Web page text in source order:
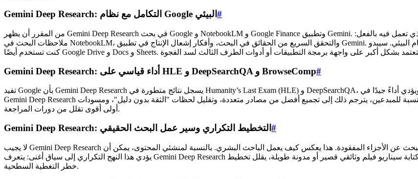
Gemini Deep Research: التكامل مع نظام Google البيئي #
من المقرر أن يظهر Gemini Deep Research في بحث Google و NotebookLM و Google Finance وتطبيق Gemini. بالنسبة للمبدعين، هذا يعني أن الوكيل يمكن أن يظهر في المكان الذي تعمل فيه بالفعل:
ملاحظات البحث في NotebookLM، والتحقق السريع من الحقائق في البحث، وأفكار إشعال الإنتاج في تطبيق Gemini. الجانب الآخر هو الاعتماد على النظام البيئي. سيبدو Gemini Deep Research أكثر سلاسة إذا
Gemini Deep Research: أداء قياسي على HLE و DeepSearchQA و BrowseComp#
تفيد Google بأن Gemini Deep Research يسجل نتائج متطورة في Humanity’s Last Exam (HLE) و DeepSearchQA، ويؤدي أداءً جيدًا في BrowseComp. في حين أن المعايير ليست حلاً سحريًا، إلا أنها تشير إلى أن
Gemini Deep Research يتعامل مع مهام التفكير متعددة الخطوات المعقدة وتصفح الويب بصرامة. بالنسبة للمبدعين، يترجم ذلك إلى تجميع أفضل من مصادر متعددة، وتقليل لحظات "الثقة بدون دليل"، ومسودات
أولى أقوى تقلل من دورات المراجعة.
Gemini Deep Research: التخطيط التكراري وسير عمل البحث الحقيقي #
لا يجيب Gemini Deep Research على الأسئلة فحسب؛ بل يخطط لتحقيقه ويحسن استراتيجيات البحث ويبحث عن الأجزاء المفقودة. هذا يعكس كيف يعمل الباحث البشري. بالنسبة لمنشئي المحتوى، يمكن أن
يؤدي هذا النهج التكراري إلى سياق أغنى: يتعرف Gemini Deep Research على الثغرات في السرد ويحاول ملئها. عند كتابة سيناريو فيلم وثائقي قصير أو مدونة طويلة، يقلل تخطيط Gemini Deep Research من
خطر التغطية السطحية.